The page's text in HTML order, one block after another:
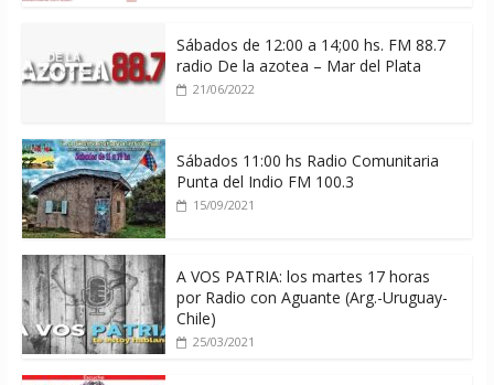
Sábados de 12:00 a 14;00 hs. FM 88.7
radio De la azotea – Mar del Plata
21/06/2022
Sábados 11:00 hs Radio Comunitaria
Punta del Indio FM 100.3
15/09/2021
A VOS PATRIA: los martes 17 horas
por Radio con Aguante (Arg.-Uruguay-
Chile)
25/03/2021